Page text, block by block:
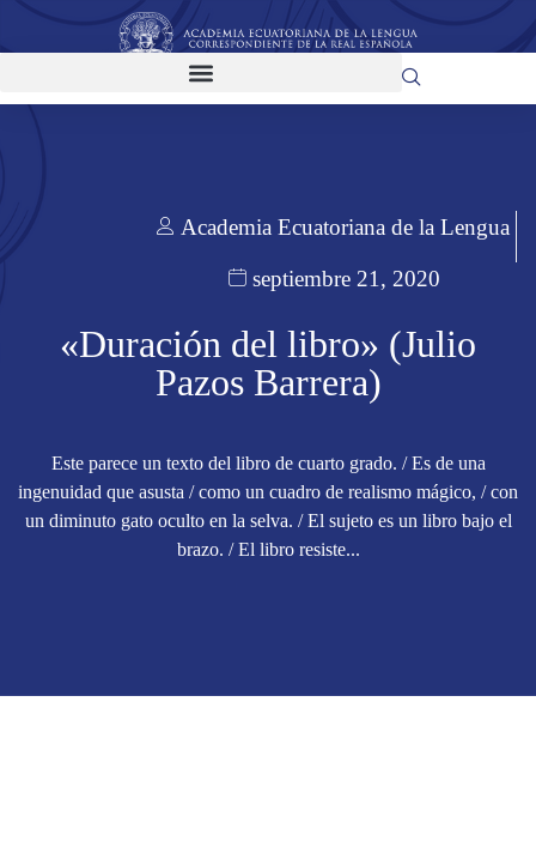
Academia Ecuatoriana de la Lengua
septiembre 21, 2020
«Duración del libro» (Julio
Pazos Barrera)
Este parece un texto del libro de cuarto grado. / Es de una
ingenuidad que asusta / como un cuadro de realismo mágico, / con
un diminuto gato oculto en la selva. / El sujeto es un libro bajo el
brazo. / El libro resiste...